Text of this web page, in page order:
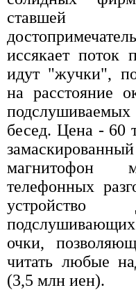
иссякает поток
идут "жучки",
на расстояние
бесед. Цена - 60
магнитофон
телефонных
устройство
очки,
читать любые
(3,5 млн иен).